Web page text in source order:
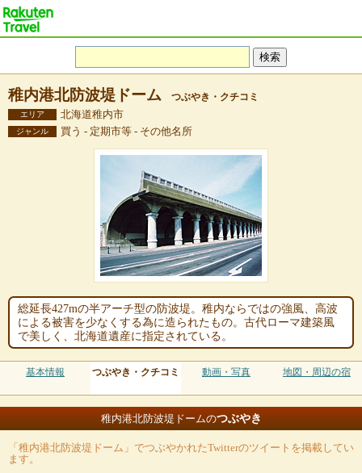
稚内港北防波堤ドーム つぶやき・クチコミ
エリア 北海道稚内市
ジャンル 買う - 定期市等 - その他名所
総延長427mの半アーチ型の防波堤。稚内ならではの強風、高波
による被害を少なくする為に造られたもの。古代ローマ建築風
で美しく、北海道遺産に指定されている。
基本情報 つぶやき・クチコミ 動画・写真 地図・周辺の宿
稚内港北防波堤ドームのつぶやき
「稚内港北防波堤ドーム」でつぶやかれたTwitterのツイートを掲載してい
ます。